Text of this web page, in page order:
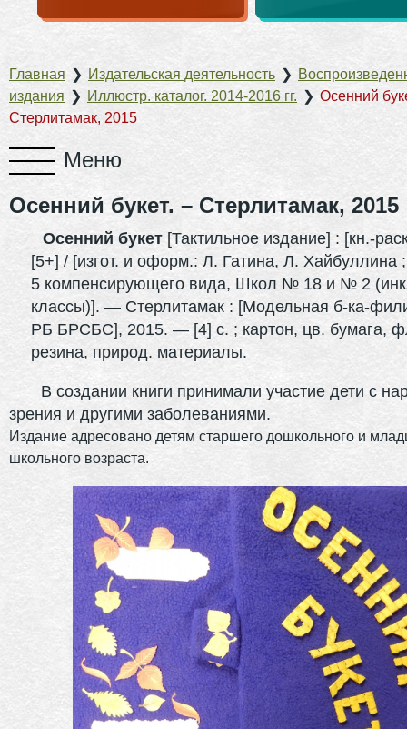
Главная ❯ Издательская деятельность ❯
издания ❯ Иллюстр. каталог. 2014-2016 гг. ❯ Осенний
Стерлитамак, 2015
Осенний букет. – Стерлитамак, 2015
Осенний букет [Тактильное издание] : [кн.-
[5+] / [изгот. и оформ.: Л. Гатина, Л. Хайбуллина
5 компенсирующего вида, Школ № 18 и № 2
классы)]. — Стерлитамак : [Модельная б-ка-
РБ БРСБС], 2015. — [4] с. ; картон, цв. бумага,
резина, природ. материалы.
В создании книги принимали участие дети с
зрения и другими заболеваниями.
Издание адресовано детям старшего дошкольного и
школьного возраста.